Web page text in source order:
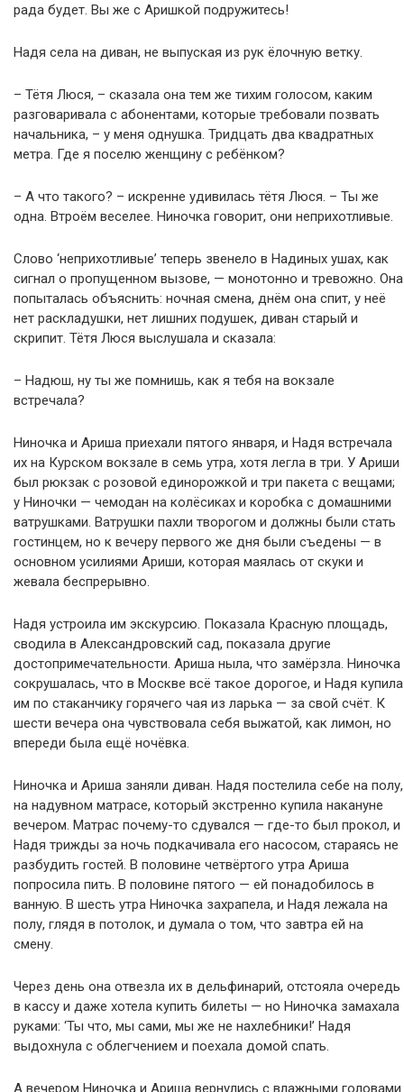
рада будет. Вы же с Аришкой подружитесь!
Надя села на диван, не выпуская из рук ёлочную ветку.
– Тётя Люся, – сказала она тем же тихим голосом, каким
разговаривала с абонентами, которые требовали позвать
начальника, – у меня однушка. Тридцать два квадратных
метра. Где я поселю женщину с ребёнком?
– А что такого? – искренне удивилась тётя Люся. – Ты же
одна. Втроём веселее. Ниночка говорит, они неприхотливые.
Слово ‘неприхотливые’ теперь звенело в Надиных ушах, как
сигнал о пропущенном вызове, — монотонно и тревожно. Она
попыталась объяснить: ночная смена, днём она спит, у неё
нет раскладушки, нет лишних подушек, диван старый и
скрипит. Тётя Люся выслушала и сказала:
– Надюш, ну ты же помнишь, как я тебя на вокзале
встречала?
Ниночка и Ариша приехали пятого января, и Надя встречала
их на Курском вокзале в семь утра, хотя легла в три. У Ариши
был рюкзак с розовой единорожкой и три пакета с вещами;
у Ниночки — чемодан на колёсиках и коробка с домашними
ватрушками. Ватрушки пахли творогом и должны были стать
гостинцем, но к вечеру первого же дня были съедены — в
основном усилиями Ариши, которая маялась от скуки и
жевала беспрерывно.
Надя устроила им экскурсию. Показала Красную площадь,
сводила в Александровский сад, показала другие
достопримечательности. Ариша ныла, что замёрзла. Ниночка
сокрушалась, что в Москве всё такое дорогое, и Надя купила
им по стаканчику горячего чая из ларька — за свой счёт. К
шести вечера она чувствовала себя выжатой, как лимон, но
впереди была ещё ночёвка.
Ниночка и Ариша заняли диван. Надя постелила себе на полу,
на надувном матрасе, который экстренно купила накануне
вечером. Матрас почему-то сдувался — где-то был прокол, и
Надя трижды за ночь подкачивала его насосом, стараясь не
разбудить гостей. В половине четвёртого утра Ариша
попросила пить. В половине пятого — ей понадобилось в
ванную. В шесть утра Ниночка захрапела, и Надя лежала на
полу, глядя в потолок, и думала о том, что завтра ей на
смену.
Через день она отвезла их в дельфинарий, отстояла очередь
в кассу и даже хотела купить билеты — но Ниночка замахала
руками: ‘Ты что, мы сами, мы же не нахлебники!’ Надя
выдохнула с облегчением и поехала домой спать.
А вечером Ниночка и Ариша вернулись с влажными головами